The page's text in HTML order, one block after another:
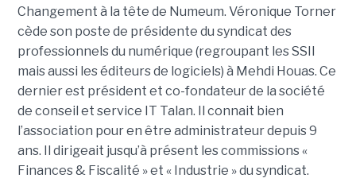
Changement à la tête de Numeum. Véronique Torner
cède son poste de présidente du syndicat des
professionnels du numérique (regroupant les SSII
mais aussi les éditeurs de logiciels) à Mehdi Houas. Ce
dernier est président et co-fondateur de la société
de conseil et service IT Talan. Il connait bien
l’association pour en être administrateur depuis 9
ans. Il dirigeait jusqu’à présent les commissions «
Finances & Fiscalité » et « Industrie » du syndicat.